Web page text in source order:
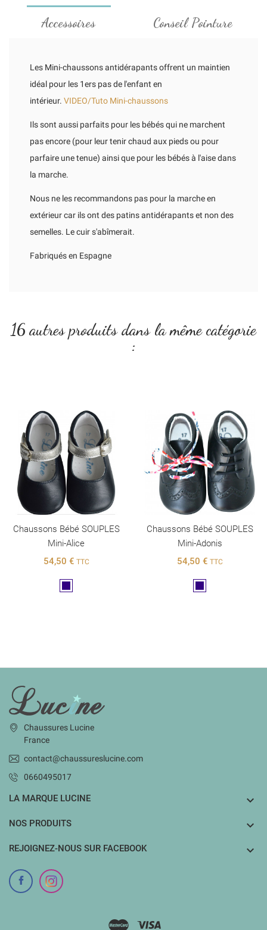
Accessoires Conseil Pointure
Les Mini-chaussons antidérapants offrent un maintien
idéal pour les 1ers pas de l'enfant en
intérieur. VIDEO/Tuto Mini-chaussons
Ils sont aussi parfaits pour les bébés qui ne marchent
pas encore (pour leur tenir chaud aux pieds ou pour
parfaire une tenue) ainsi que pour les bébés à l'aise dans
la marche.
Nous ne les recommandons pas pour la marche en
extérieur car ils ont des patins antidérapants et non des
semelles. Le cuir s'abîmerait.
Fabriqués en Espagne
16 autres produits dans la même catégorie
:
Chaussons Bébé SOUPLES
Mini-Alice
54,50 € TTC
Chaussons Bébé SOUPLES
Mini-Adonis
54,50 € TTC
INFORMATIONS
Chaussures Lucine
France
contact@chaussureslucine.com
0660495017
LA MARQUE LUCINE 
NOS PRODUITS 
REJOIGNEZ-NOUS SUR FACEBOOK 